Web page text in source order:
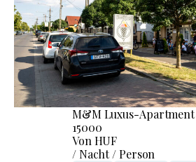
M&M Luxus-Apartment
15000
Von HUF
/ Nacht / Person